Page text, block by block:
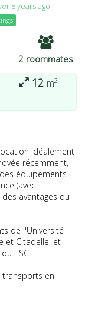
votre
ce site et en
de la page Web.
8 years ago
2 roommates
12 m²
idéalement
récemment,
équipements
(avec
des avantages du
de l'Université
et Citadelle, et
ESC.
en